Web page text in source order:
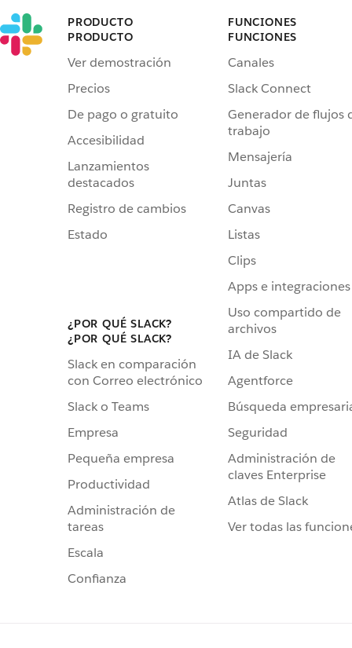
PRODUCTO
PRODUCTO
Ver demostración
Precios
De pago o gratuito
Accesibilidad
Lanzamientos
destacados
Registro de cambios
Estado
¿POR QUÉ SLACK?
¿POR QUÉ SLACK?
Slack en comparación
con Correo electrónico
Slack o Teams
Empresa
Pequeña empresa
Productividad
Administración de
tareas
Escala
Confianza
FUNCIONES
FUNCIONES
Canales
Slack Connect
Generador de flujos
trabajo
Mensajería
Juntas
Canvas
Listas
Clips
Apps e integraciones
Uso compartido de
archivos
IA de Slack
Agentforce
Búsqueda
Seguridad
Administración de
claves Enterprise
Atlas de Slack
Ver todas las